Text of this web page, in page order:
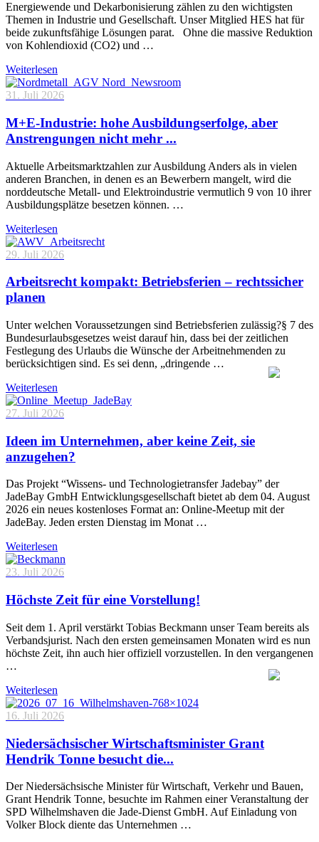
Energiewende und Dekarbonisierung zählen zu den wichtigsten
Themen in Industrie und Gesellschaft. Unser Mitglied HES hat für
beide zukunftsfähige Lösungen parat. Ohne die massive Reduktion
von Kohlendioxid (CO2) und …
Weiterlesen
31. Juli 2026
M+E-Industrie: hohe Ausbildungserfolge, aber
Anstrengungen nicht mehr ...
Aktuelle Arbeitsmarktzahlen zur Ausbildung Anders als in vielen
anderen Branchen, in denen es an Bewerbern mangelt, wird die
norddeutsche Metall- und Elektroindustrie vermutlich 9 von 10 ihrer
Ausbildungsplätze besetzen können. …
Weiterlesen
29. Juli 2026
Arbeitsrecht kompakt: Betriebsferien – rechtssicher
planen
Unter welchen Voraussetzungen sind Betriebsferien zulässig?§ 7 des
Bundesurlaubsgesetzes weist darauf hin, dass bei der zeitlichen
Festlegung des Urlaubs die Wünsche der Arbeitnehmenden zu
berücksichtigen sind. Es sei denn, „dringende …
Weiterlesen
27. Juli 2026
Ideen im Unternehmen, aber keine Zeit, sie
anzugehen?
Das Projekt “Wissens- und Technologietransfer Jadebay” der
JadeBay GmbH Entwicklungsgesellschaft bietet ab dem 04. August
2026 ein neues kostenloses Format an: Online-Meetup mit der
JadeBay. Jeden ersten Dienstag im Monat …
Weiterlesen
23. Juli 2026
Höchste Zeit für eine Vorstellung!
Seit dem 1. April verstärkt Tobias Beckmann unser Team bereits als
Verbandsjurist. Nach den ersten gemeinsamen Monaten wird es nun
höchste Zeit, ihn auch hier offiziell vorzustellen. In den vergangenen
…
Weiterlesen
16. Juli 2026
Niedersächsischer Wirtschaftsminister Grant
Hendrik Tonne besucht die...
Der Niedersächsische Minister für Wirtschaft, Verkehr und Bauen,
Grant Hendrik Tonne, besuchte im Rahmen einer Veranstaltung der
SPD Wilhelmshaven die Jade-Dienst GmbH. Auf Einladung von
Volker Block diente das Unternehmen …